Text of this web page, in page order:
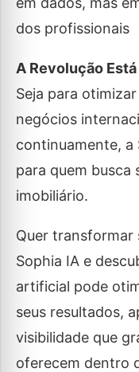
dos profissionais
A Revolução
Seja para
negócios
continuamente, a
para quem busca
imobiliário.
Quer transformar
Sophia IA e
artificial pode
seus resultados,
visibilidade que
oferecem dentro